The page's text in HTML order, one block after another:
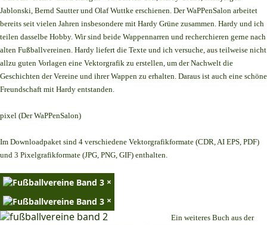
Jablonski, Bernd Sautter und Olaf Wuttke erschienen. Der WaPPenSalon arbeitet
bereits seit vielen Jahren insbesondere mit Hardy Grüne zusammen. Hardy und ich
teilen dasselbe Hobby. Wir sind beide Wappennarren und recherchieren gerne nach
alten Fußballvereinen. Hardy liefert die Texte und ich versuche, aus teilweise nicht
allzu guten Vorlagen eine Vektorgrafik zu erstellen, um der Nachwelt die
Geschichten der Vereine und ihrer Wappen zu erhalten. Daraus ist auch eine schöne
Freundschaft mit Hardy entstanden.
pixel (Der WaPPenSalon)
Im Downloadpaket sind 4 verschiedene Vektorgrafikformate (CDR, AI EPS, PDF)
und 3 Pixelgrafikformate (JPG, PNG, GIF) enthalten.
×
×
Ein weiteres Buch aus der